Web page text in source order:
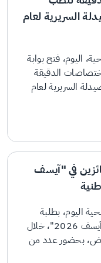
السريرية لعام
اليوم، فتح بوابة
الدقيقة
السريرية لعام
لأفضلية المراكز
النهائية
الدقيقة للطب
إعلان النتائج لبرامج
الاختصاص الرئيس للصيدلة السريرية في 16 نوفمبر القادم
وستكون بداية برامج التدريب في 1 يناير 2027. ودعت الهيئة
بالتقديم والمعلنة
في "آيسف
اليوم، بطلبة
المملكة المشاركين والفائزين في معرض "آيسف 2026"، خلال
بحضور عدد من